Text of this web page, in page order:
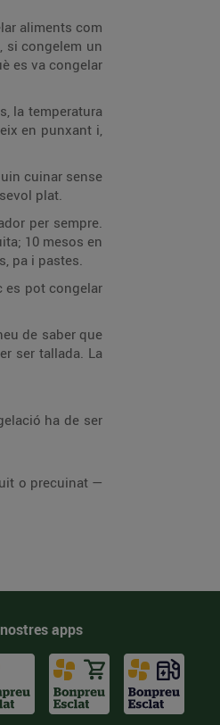
aliments com
si congelem un
es va congelar
la temperatura
en punxant i,
cuinar sense
plat.
per sempre.
10 mesos en
pa i pastes.
es pot congelar
de saber que
ser tallada. La
ha de ser
o precuinat —
apps